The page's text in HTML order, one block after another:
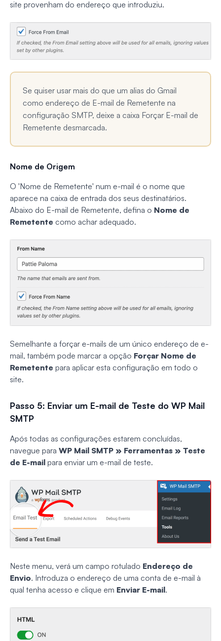
site provenham do endereço que introduziu.
Se quiser usar mais do que um alias do Gmail
como endereço de E-mail de Remetente na
configuração SMTP, deixe a caixa Forçar E-mail de
Remetente desmarcada.
Nome de Origem
O 'Nome de Remetente' num e-mail é o nome que
aparece na caixa de entrada dos seus destinatários.
Abaixo do E-mail de Remetente, defina o Nome de
Remetente como achar adequado.
Semelhante a forçar e-mails de um único endereço de e-
mail, também pode marcar a opção Forçar Nome de
Remetente para aplicar esta configuração em todo o
site.
Passo 5: Enviar um E-mail de Teste do WP Mail
SMTP
Após todas as configurações estarem concluídas,
navegue para WP Mail SMTP » Ferramentas » Teste
de E-mail para enviar um e-mail de teste.
Neste menu, verá um campo rotulado Endereço de
Envio. Introduza o endereço de uma conta de e-mail à
qual tenha acesso e clique em Enviar E-mail.